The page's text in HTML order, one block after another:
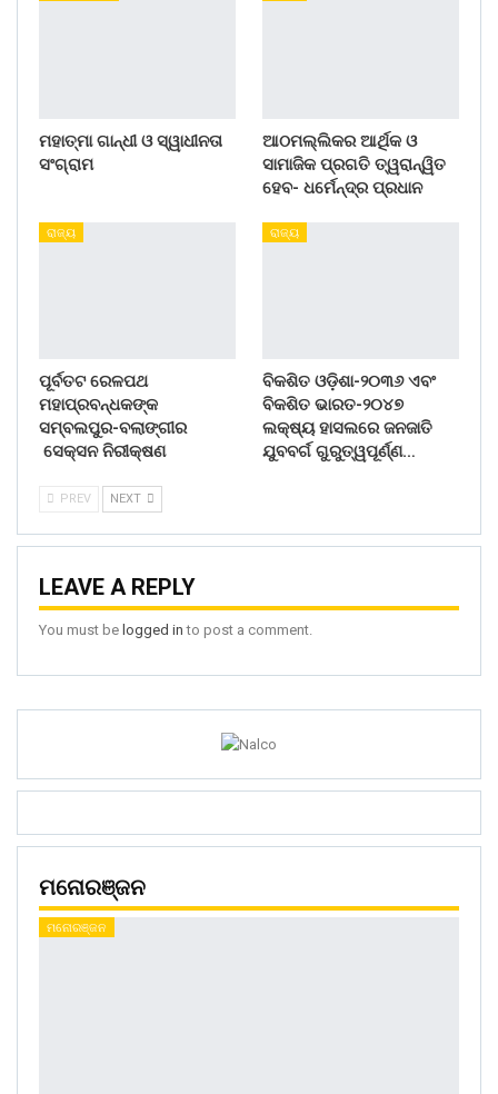
ମହାତ୍ମା ଗାନ୍ଧୀ ଓ ସ୍ୱାଧୀନତା
ସଂଗ୍ରାମ
ଆଠମଲ୍ଲିକର ଆର୍ଥିକ ଓ
ସାମାଜିକ ପ୍ରଗତି ତ୍ୱରାନ୍ୱିତ
ହେବ- ଧର୍ମେନ୍ଦ୍ର ପ୍ରଧାନ
ରାଜ୍ୟ
ପୂର୍ବତଟ ରେଳପଥ
ମହାପ୍ରବନ୍ଧକଙ୍କ
ସମ୍ବଲପୁର-ବଲାଙ୍ଗୀର
ସେକ୍ସନ ନିରୀକ୍ଷଣ
ରାଜ୍ୟ
ବିକଶିତ ଓଡ଼ିଶା-୨୦୩୬ ଏବଂ
ବିକଶିତ ଭାରତ-୨୦୪୭
ଲକ୍ଷ୍ୟ ହାସଲରେ ଜନଜାତି
ଯୁବବର୍ଗ ଗୁରୁତ୍ୱପୂର୍ଣ୍ଣ…
PREV NEXT
LEAVE A REPLY
You must be logged in to post a comment.
ମନୋରଞ୍ଜନ
ମନୋରଞ୍ଜନ